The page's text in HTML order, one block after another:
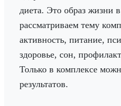
диета. Это образ жизни
рассматриваем тему
активность, питание,
здоровье, сон,
Только в комплексе
результатов.